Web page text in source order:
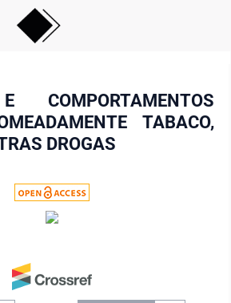
COMPORTAMENTOS
TABACO,
DROGAS